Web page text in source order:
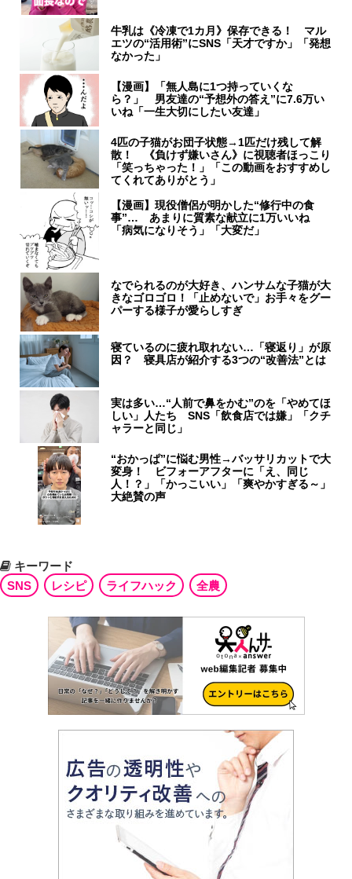
牛乳は《冷凍で1カ月》保存できる！ マル
エツの“活用術”にSNS「天才ですか」「発想
なかった」
【漫画】「無人島に1つ持っていくな
ら？」 男友達の“予想外の答え”に7.6万い
いね「一生大切にしたい友達」
4匹の子猫がお団子状態→1匹だけ残して解
散！ 《負けず嫌いさん》に視聴者ほっこり
「笑っちゃった！」「この動画をおすすめし
てくれてありがとう」
【漫画】現役僧侶が明かした“修行中の食
事”… あまりに質素な献立に1万いいね
「病気になりそう」「大変だ」
なでられるのが大好き、ハンサムな子猫が大
きなゴロゴロ！「止めないで」お手々をグー
パーする様子が愛らしすぎ
寝ているのに疲れ取れない…「寝返り」が原
因？ 寝具店が紹介する3つの“改善法”とは
実は多い…“人前で鼻をかむ”のを「やめてほ
しい」人たち SNS「飲食店では嫌」「クチ
ャラーと同じ」
“おかっぱ”に悩む男性→バッサリカットで大
変身！ ビフォーアフターに「え、同じ
人！？」「かっこいい」「爽やかすぎる～」
大絶賛の声
キーワード
SNS
レシピ ライフハック 全農